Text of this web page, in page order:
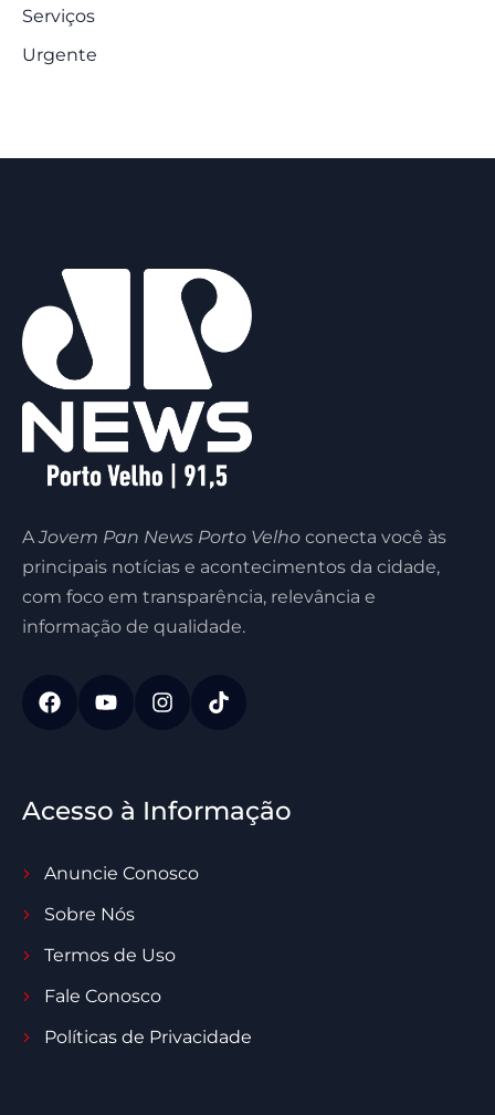
Serviços
Urgente
AJovem Pan News Porto Velho conecta você às
principais notícias e acontecimentos da cidade,
com foco em transparência, relevância e
informação de qualidade.
Acesso à Informação
Anuncie Conosco
Sobre Nós
Termos de Uso
Fale Conosco
Políticas de Privacidade